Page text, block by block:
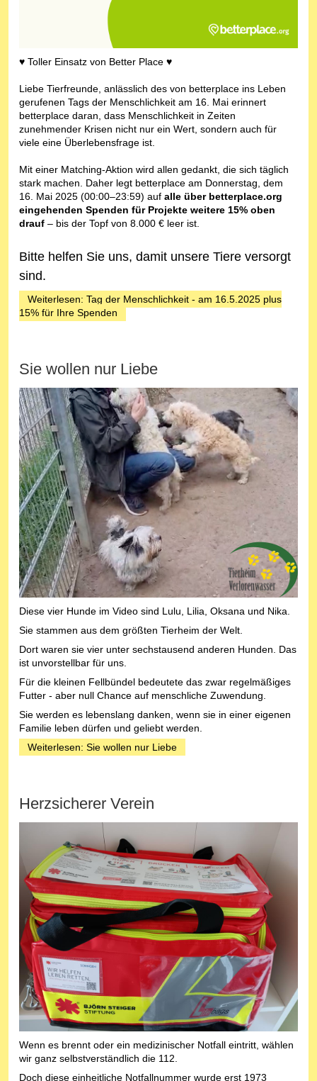
♥ Toller Einsatz von Better Place ♥
Liebe Tierfreunde, anlässlich des von betterplace ins Leben
gerufenen Tags der Menschlichkeit am 16. Mai erinnert
betterplace daran, dass Menschlichkeit in Zeiten
zunehmender Krisen nicht nur ein Wert, sondern auch für
viele eine Überlebensfrage ist.
Mit einer Matching-Aktion wird allen gedankt, die sich täglich
stark machen. Daher legt betterplace am Donnerstag, dem
16. Mai 2025 (00:00–23:59) auf alle über betterplace.org
eingehenden Spenden für Projekte weitere 15% oben
drauf – bis der Topf von 8.000 € leer ist.
Bitte helfen Sie uns, damit unsere Tiere versorgt
sind.
Weiterlesen: Tag der Menschlichkeit - am 16.5.2025 plus
15% für Ihre Spenden
Sie wollen nur Liebe
Diese vier Hunde im Video sind Lulu, Lilia, Oksana und Nika.
Sie stammen aus dem größten Tierheim der Welt.
Dort waren sie vier unter sechstausend anderen Hunden. Das
ist unvorstellbar für uns.
Für die kleinen Fellbündel bedeutete das zwar regelmäßiges
Futter - aber null Chance auf menschliche Zuwendung.
Sie werden es lebenslang danken, wenn sie in einer eigenen
Familie leben dürfen und geliebt werden.
Weiterlesen: Sie wollen nur Liebe
Herzsicherer Verein
Wenn es brennt oder ein medizinischer Notfall eintritt, wählen
wir ganz selbstverständlich die 112.
Doch diese einheitliche Notfallnummer wurde erst 1973